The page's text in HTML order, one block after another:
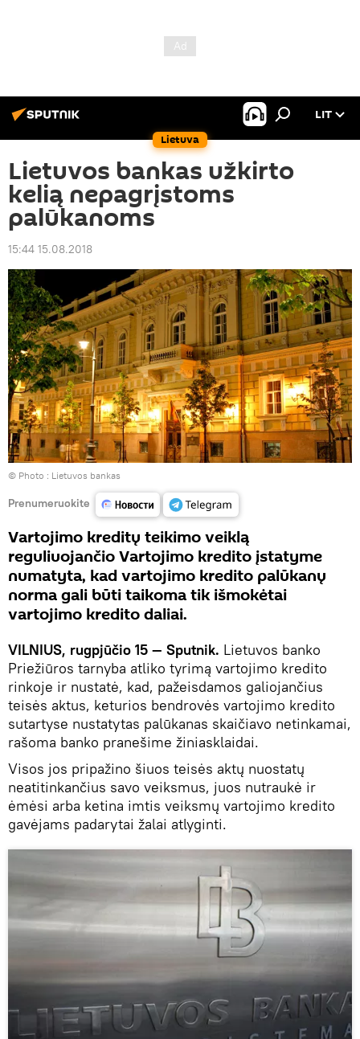
Lietuva
LIT
Lietuvos bankas užkirto
kelią nepagrįstoms
palūkanoms
15:44 15.08.2018
© Photo : Lietuvos bankas
Prenumeruokite
Vartojimo kreditų teikimo veiklą
reguliuojančio Vartojimo kredito įstatyme
numatyta, kad vartojimo kredito palūkanų
norma gali būti taikoma tik išmokėtai
vartojimo kredito daliai.
VILNIUS, rugpjūčio 15 — Sputnik. Lietuvos banko
Priežiūros tarnyba atliko tyrimą vartojimo kredito
rinkoje ir nustatė, kad, pažeisdamos galiojančius
teisės aktus, keturios bendrovės vartojimo kredito
sutartyse nustatytas palūkanas skaičiavo netinkamai,
rašoma banko pranešime žiniasklaidai.
Visos jos pripažino šiuos teisės aktų nuostatų
neatitinkančius savo veiksmus, juos nutraukė ir
ėmėsi arba ketina imtis veiksmų vartojimo kredito
gavėjams padarytai žalai atlyginti.